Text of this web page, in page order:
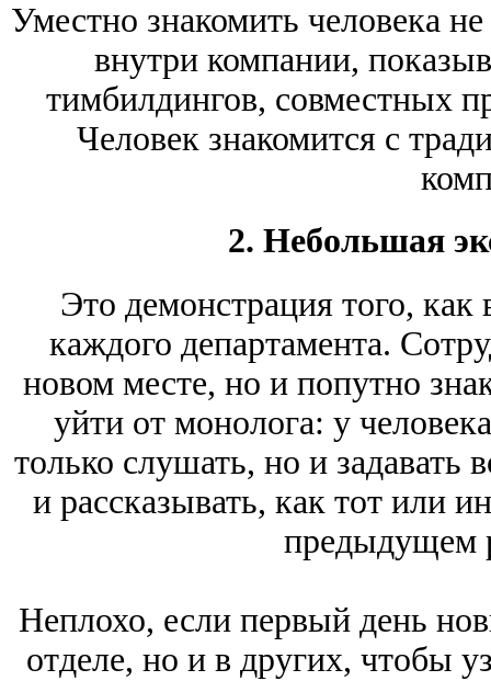
Уместно знакомить человека
внутри компании,
тимбилдингов, совместных
Человек знакомится с
2. Небольшая
Это демонстрация того, как
каждого департамента.
новом месте, но и попутно
уйти от монолога: у
только слушать, но и задавать
и рассказывать, как тот или
предыдущем
Неплохо, если первый день
отделе, но и в других, чтобы